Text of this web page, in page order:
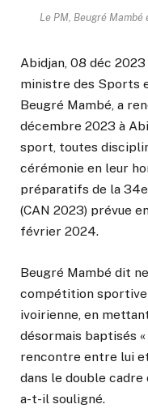
Le PM, Beugré
Abidjan, 08 déc
ministre des Sports
Beugré Mambé, a
décembre 2023 à
sport, toutes
cérémonie en leur
préparatifs de la 34e
(CAN 2023) prévue
février 2024.
Beugré Mambé dit
compétition
ivoirienne, en
désormais baptisés
rencontre entre lui
dans le double cadre
a-t-il souligné.